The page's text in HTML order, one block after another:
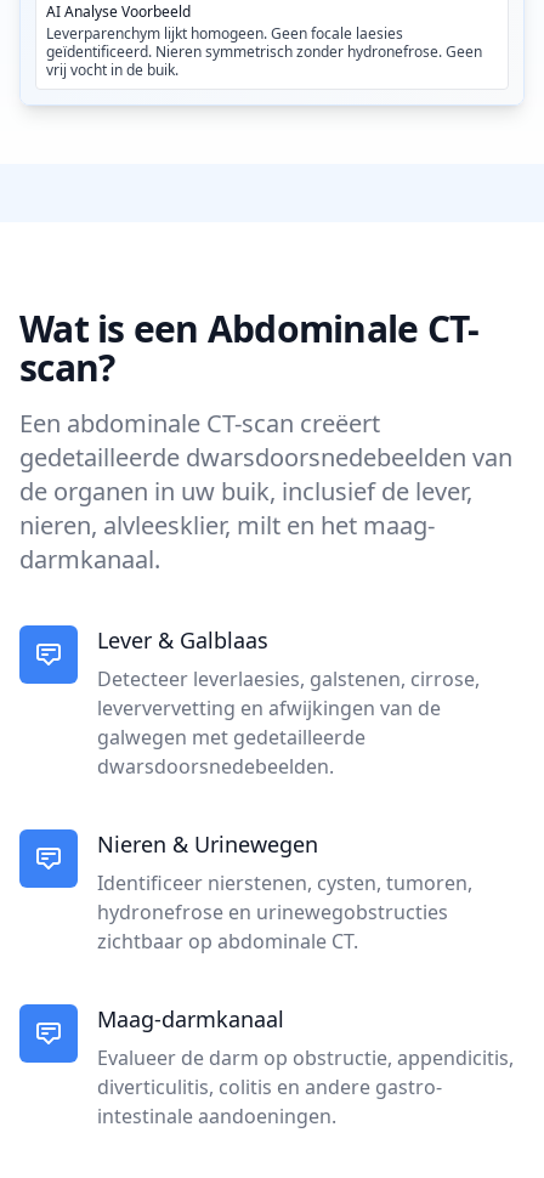
AI Analyse Voorbeeld
Leverparenchym lijkt homogeen. Geen focale laesies
geïdentificeerd. Nieren symmetrisch zonder hydronefrose. Geen
vrij vocht in de buik.
Wat is een Abdominale CT-
scan?
Een abdominale CT-scan creëert
gedetailleerde dwarsdoorsnedebeelden van
de organen in uw buik, inclusief de lever,
nieren, alvleesklier, milt en het maag-
darmkanaal.
Lever & Galblaas
Detecteer leverlaesies, galstenen, cirrose,
leververvetting en afwijkingen van de
galwegen met gedetailleerde
dwarsdoorsnedebeelden.
Nieren & Urinewegen
Identificeer nierstenen, cysten, tumoren,
hydronefrose en urinewegobstructies
zichtbaar op abdominale CT.
Maag-darmkanaal
Evalueer de darm op obstructie, appendicitis,
diverticulitis, colitis en andere gastro-
intestinale aandoeningen.